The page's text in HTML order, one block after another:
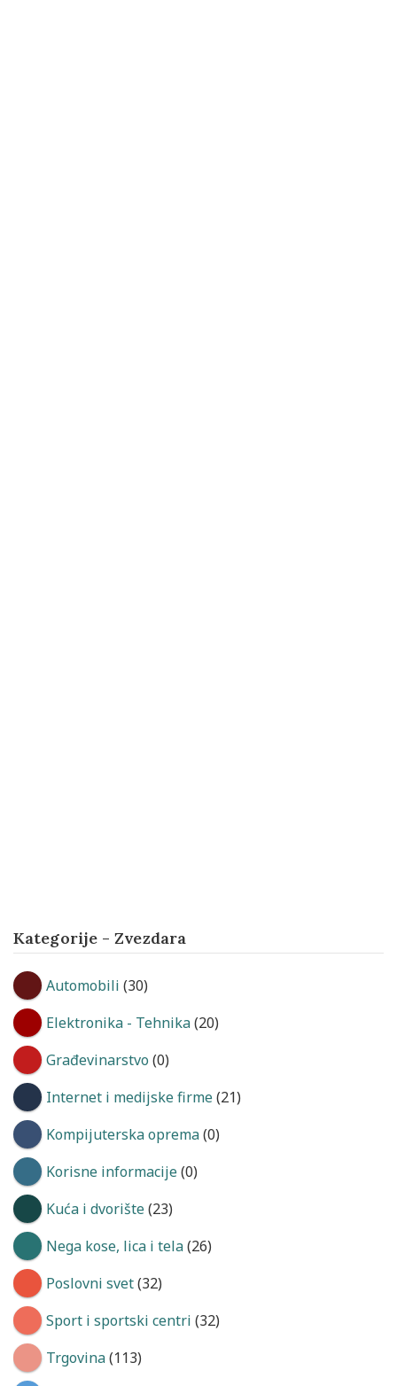
Kategorije - Zvezdara
Automobili (30)
Elektronika - Tehnika(20)
Građevinarstvo (0)
Internet i medijske firme(21)
Kompijuterska oprema(0)
Korisne informacije(0)
Kuća i dvorište(23)
Nega kose, lica i tela(26)
Poslovni svet(32)
Sport i sportski centri (32)
Trgovina(113)